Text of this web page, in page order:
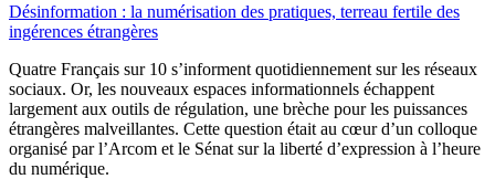
Désinformation : la numérisation des pratiques, terreau fertile des
ingérences étrangères
Quatre Français sur 10 s’informent quotidiennement sur les réseaux
sociaux. Or, les nouveaux espaces informationnels échappent
largement aux outils de régulation, une brèche pour les puissances
étrangères malveillantes. Cette question était au cœur d’un colloque
organisé par l’Arcom et le Sénat sur la liberté d’expression à l’heure
du numérique.